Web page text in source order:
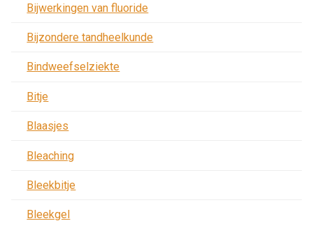
Bijwerkingen van fluoride
Bijzondere tandheelkunde
Bindweefselziekte
Bitje
Blaasjes
Bleaching
Bleekbitje
Bleekgel